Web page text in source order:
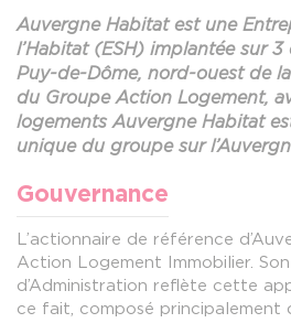
Auvergne Habitat est une
l’Habitat (ESH) implantée sur
Puy-de-Dôme, nord-ouest de
du Groupe Action Logement,
logements Auvergne Habitat
unique du groupe sur
Gouvernance
L’actionnaire de référence
Action Logement Immobilier. Son
d’Administration reflète cette
ce fait, composé principalement